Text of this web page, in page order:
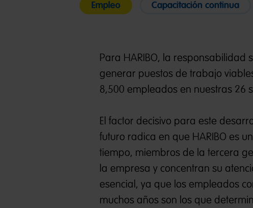
Empleo Capacitación continua
Para HARIBO, la responsabilidad
generar puestos de trabajo
8,500 empleados en nuestras 26
El factor decisivo para este
futuro radica en que HARIBO es
tiempo, miembros de la tercera
la empresa y concentran su
esencial, ya que los empleados
muchos años son los que